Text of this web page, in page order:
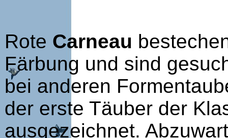
Rote Carneau
Färbung und sind
bei anderen
der erste Täuber der
ausgezeichnet.